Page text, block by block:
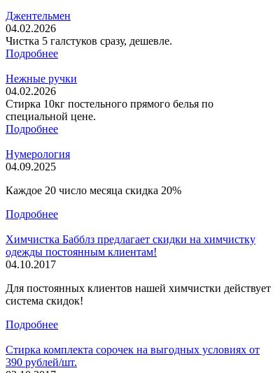
Джентельмен
04.02.2026
Чистка 5 галстуков сразу, дешевле.
Подробнее
Нежные ручки
04.02.2026
Стирка 10кг постельного прямого белья по
специальной цене.
Подробнее
Нумерология
04.09.2025
Каждое 20 число месяца скидка 20%
Подробнее
Химчистка Бабблз предлагает скидки на химчистку
одежды постоянным клиентам!
04.10.2017
Для постоянных клиентов нашей химчистки действует
система скидок!
Подробнее
Стирка комплекта сорочек на выгодных условиях от
390 рублей/шт.